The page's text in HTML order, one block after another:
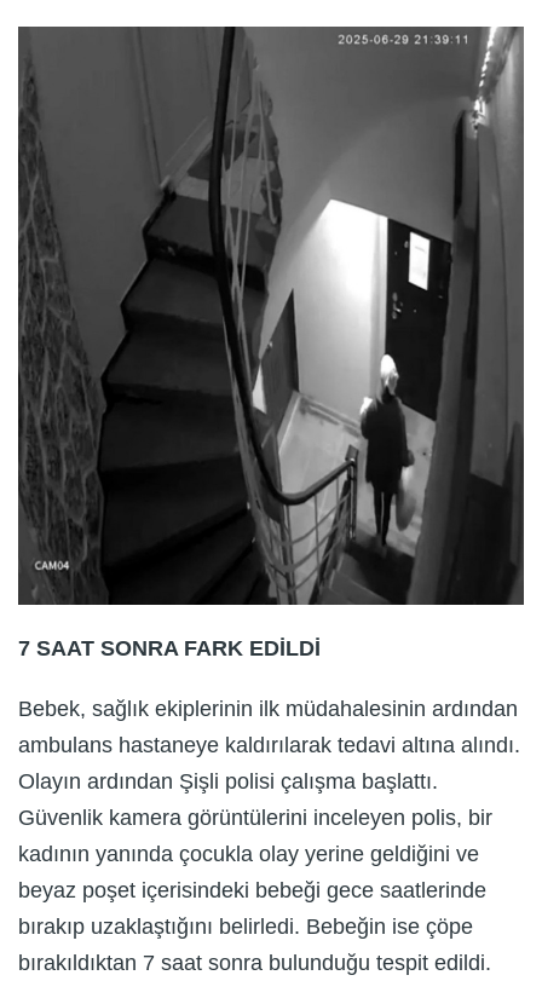
7 SAAT SONRA FARK EDİLDİ
Bebek, sağlık ekiplerinin ilk müdahalesinin ardından
ambulans hastaneye kaldırılarak tedavi altına alındı.
Olayın ardından Şişli polisi çalışma başlattı.
Güvenlik kamera görüntülerini inceleyen polis, bir
kadının yanında çocukla olay yerine geldiğini ve
beyaz poşet içerisindeki bebeği gece saatlerinde
bırakıp uzaklaştığını belirledi. Bebeğin ise çöpe
bırakıldıktan 7 saat sonra bulunduğu tespit edildi.